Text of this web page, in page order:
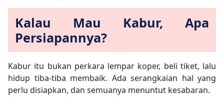
Kalau Mau Kabur, Apa
Persiapannya?
Kabur itu bukan perkara lempar koper, beli tiket, lalu
hidup tiba-tiba membaik. Ada serangkaian hal yang
perlu disiapkan, dan semuanya menuntut kesabaran.